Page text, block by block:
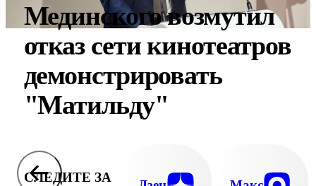
Мединского возмутил
отказ сети кинотеатров
демонстрировать
"Матильду"
СЛЕДИТЕ ЗА